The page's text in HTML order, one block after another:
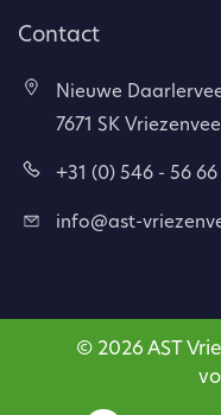
Contact
Nieuwe
7671 SK
+31 (0) 546 - 56
info@ast-
© 2026 AST